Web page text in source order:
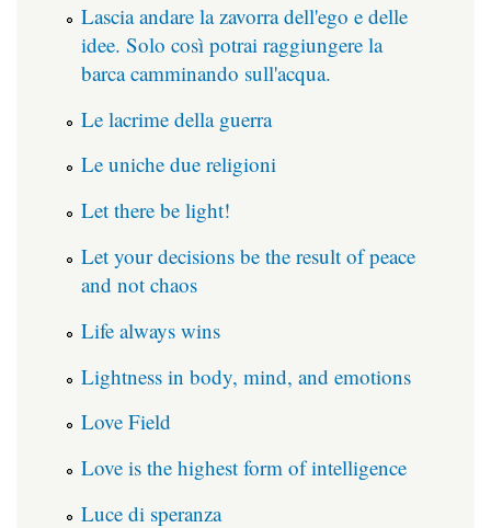
Lascia andare la zavorra dell'ego e delle
idee. Solo così potrai raggiungere la
barca camminando sull'acqua.
Le lacrime della guerra
Le uniche due religioni
Let there be light!
Let your decisions be the result of peace
and not chaos
Life always wins
Lightness in body, mind, and emotions
Love Field
Love is the highest form of intelligence
Luce di speranza